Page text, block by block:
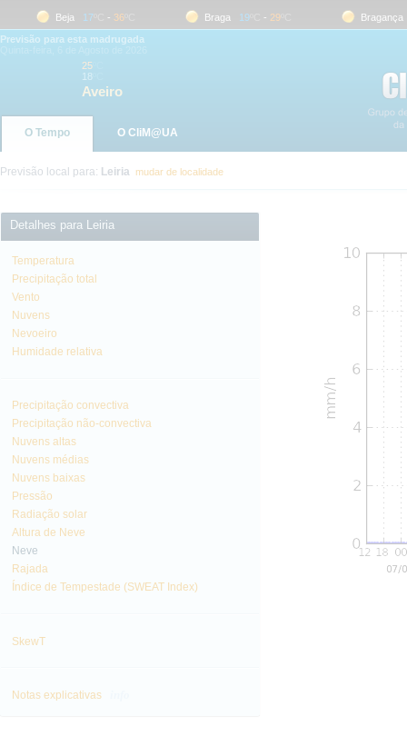
Beja 17 ºC- 36 ºC Braga 19 ºC- 29 ºC Bragança
Previsão para esta madrugada
25
18
Aveiro
O Tempo O CliM@UA
Previsão local para: Leiria mudar de localidade
Detalhes para Leiria
Temperatura
Precipitação total
Vento
Nuvens
Nevoeiro
Humidade relativa
Precipitação convectiva
Precipitação não-convectiva
Nuvens altas
Nuvens médias
Nuvens baixas
Pressão
Radiação solar
Altura de Neve
Neve
Rajada
Índice de Tempestade (SWEAT Index)
SkewT
Notas explicativas